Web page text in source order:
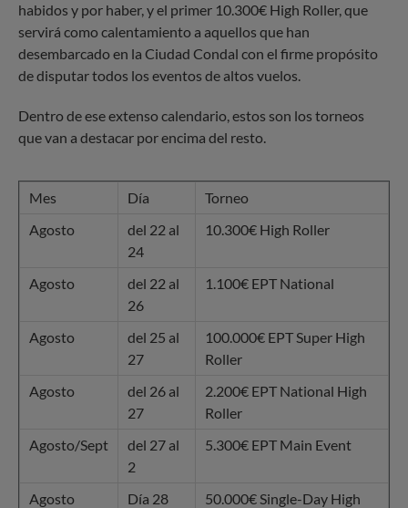
habidos y por haber, y el primer 10.300€ High Roller, que
servirá como calentamiento a aquellos que han
desembarcado en la Ciudad Condal con el firme propósito
de disputar todos los eventos de altos vuelos.
Dentro de ese extenso calendario, estos son los torneos
que van a destacar por encima del resto.
Mes Día
Torneo
Agosto
del 22 al
24
10.300€ High Roller
Agosto
del 22 al
26
1.100€ EPT National
Agosto
del 25 al
27
100.000€ EPT Super High
Roller
Agosto
del 26 al
27
2.200€ EPT National High
Roller
Agosto/Sept
del 27 al
2
5.300€ EPT Main Event
Agosto Día 28
50.000€ Single-Day High